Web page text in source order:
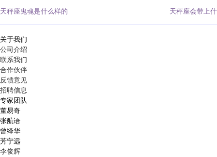
天秤座鬼魂是什么样的
天秤座会带上
关于我们
公司介绍
联系我们
合作伙伴
反馈意见
招聘信息
专家团队
董易奇
张航语
曾绎华
芳宁远
李俊辉